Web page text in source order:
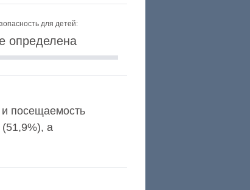
для детей:
определена
и посещаемость
а